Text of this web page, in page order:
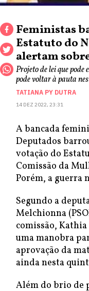
Feministas
Estatuto do
alertam
Projeto de lei que
pode voltar à pauta
TATIANA PY DUTRA
14 DEZ 2022, 23:31
A bancada
Deputados
votação do
Comissão da
Porém, a guerra
Segundo a
Melchionna
comissão, Kathia
uma manobra
aprovação da
ainda nesta
Além do brio de